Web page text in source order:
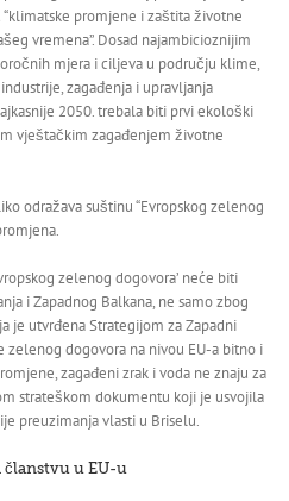
promjene i zaštita životne
vremena”. Dosad najambicioznijim
mjera i ciljeva u području klime,
zagađenja i upravljanja
2050. trebala biti prvi ekološki
vještačkim zagađenjem životne
odražava suštinu “Evropskog zelenog
zelenog dogovora’ neće biti
i Zapadnog Balkana, ne samo zbog
je utvrđena Strategijom za Zapadni
dogovora na nivou EU-a bitno i
zagađeni zrak i voda ne znaju za
strateškom dokumentu koji je usvojila
preuzimanja vlasti u Briselu.
članstvu u EU-u